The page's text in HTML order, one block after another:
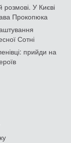
розмові. У Києві
Прокопюка
Сотні
прийди на